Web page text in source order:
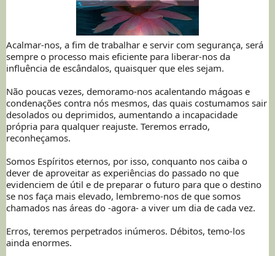
Acalmar-nos, a fim de trabalhar e servir com segurança, será
sempre o processo mais eficiente para liberar-nos da
influência de escândalos, quaisquer que eles sejam.
Não poucas vezes, demoramo-nos acalentando mágoas e
condenações contra nós mesmos, das quais costumamos sair
desolados ou deprimidos, aumentando a incapacidade
própria para qualquer reajuste. Teremos errado,
reconheçamos.
Somos Espíritos eternos, por isso, conquanto nos caiba o
dever de aproveitar as experiências do passado no que
evidenciem de útil e de preparar o futuro para que o destino
se nos faça mais elevado, lembremo-nos de que somos
chamados nas áreas do -agora- a viver um dia de cada vez.
Erros, teremos perpetrados inúmeros. Débitos, temo-los
ainda enormes.